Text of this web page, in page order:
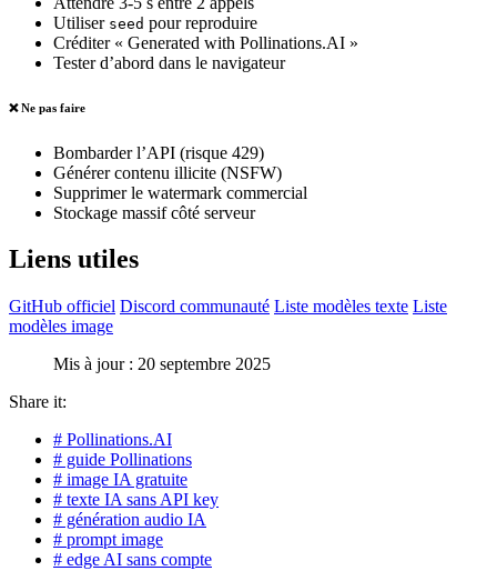
Utiliser seed pour reproduire
Créditer « Generated with Pollinations.AI »
Tester d’abord dans le navigateur
❌ Ne pas faire
Bombarder l’API (risque 429)
Générer contenu illicite (NSFW)
Supprimer le watermark commercial
Stockage massif côté serveur
Liens utiles
GitHub officiel Discord communauté Liste modèles texte Liste
modèles image
Mis à jour : 20 septembre 2025
Share it:
# Pollinations.AI
# guide Pollinations
# image IA gratuite
# texte IA sans API key
# génération audio IA
# prompt image
# edge AI sans compte